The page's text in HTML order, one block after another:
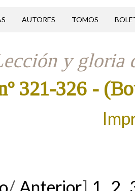
AUTORES TOMOS
y gloria
321-326 -
/Anterior] 1, 2,